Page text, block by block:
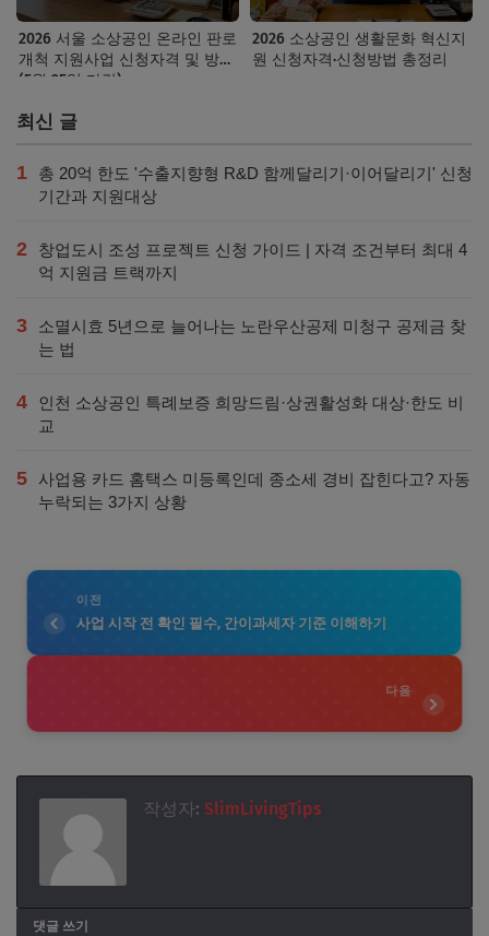
2026 서울 소상공인 온라인 판로
개척 지원사업 신청자격 및 방법
(5월 25일 마감)
2026 소상공인 생활문화 혁신지
원 신청자격·신청방법 총정리
최신 글
1
총 20억 한도 '수출지향형 R&D 함께달리기·이어달리기' 신청
기간과 지원대상
2
창업도시 조성 프로젝트 신청 가이드 | 자격 조건부터 최대 4
억 지원금 트랙까지
3
소멸시효 5년으로 늘어나는 노란우산공제 미청구 공제금 찾
는 법
4
인천 소상공인 특례보증 희망드림·상권활성화 대상·한도 비
교
5
사업용 카드 홈택스 미등록인데 종소세 경비 잡힌다고? 자동
누락되는 3가지 상황
이전
사업 시작 전 확인 필수, 간이과세자 기준 이해하기
다음
작성자: SlimLivingTips
댓글 쓰기